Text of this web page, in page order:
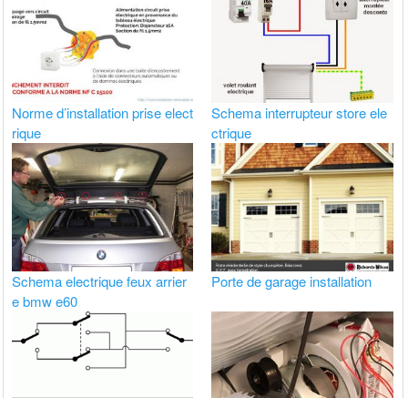
Norme d’installation prise elect
rique
Schema interrupteur store ele
ctrique
Schema electrique feux arrier
e bmw e60
Porte de garage installation